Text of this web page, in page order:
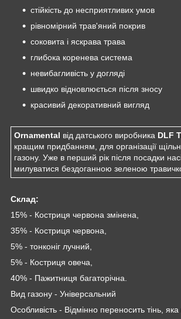
стійкість до несприятливих умов
рівномірний трав'яний покрив
соковита і яскрава трава
глибока коренева система
невибагливість у догляді
швидко відновлюється після зносу
красивий декоративний вигляд
Ornamental від датського виробника DLF
кращим придбанням, для організації
газону. Уже в перший рік після посадки
милуватися бездоганною зеленою
Склад:
15% - Костриця червона змінена,
35% - Костриця червона,
5% - тонконіг лучний,
5% - Костриця овеча,
40% - Пажитниця багаторічна.
Вид газону - Універсальний
Особливість - Відмінно переносить тінь,